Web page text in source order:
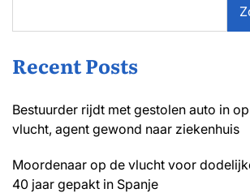
Recent Posts
Bestuurder rijdt met gestolen auto in
vlucht, agent gewond naar ziekenhuis
Moordenaar op de vlucht voor
40 jaar gepakt in Spanje